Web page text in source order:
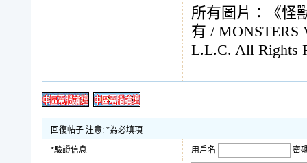
所有圖片：《怪
有 /
L.L.C. All Rights
回復帖子 注意: *為必填項
*驗證信息 用戶名
密